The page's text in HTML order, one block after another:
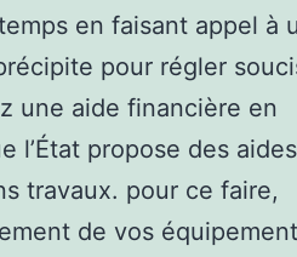
en faisant appel à
pour régler
une aide financière en
l’État propose des aides
travaux. pour ce faire,
de vos